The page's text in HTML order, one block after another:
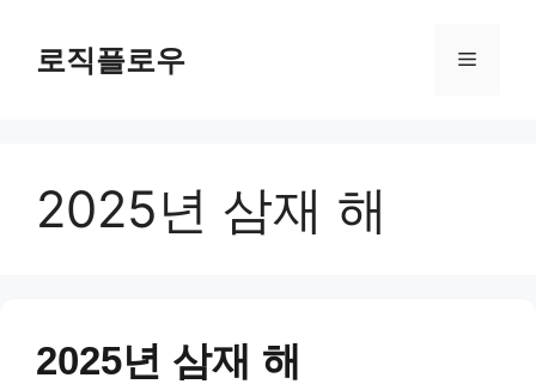
content로직플로우 Menu
2025년 삼재 해
2025년 삼재 해